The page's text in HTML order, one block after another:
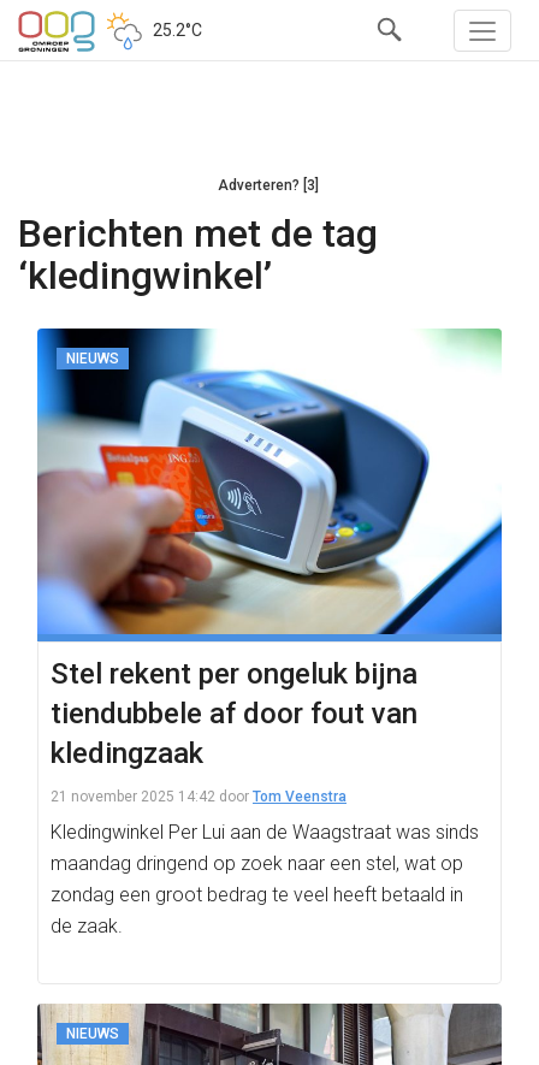
25.2°C
Adverteren? [3]
Berichten met de tag
‘kledingwinkel’
NIEUWS
Stel rekent per ongeluk bijna
tiendubbele af door fout van
kledingzaak
21 november 2025 14:42 door Tom Veenstra
Kledingwinkel Per Lui aan de Waagstraat was sinds
maandag dringend op zoek naar een stel, wat op
zondag een groot bedrag te veel heeft betaald in
de zaak.
NIEUWS